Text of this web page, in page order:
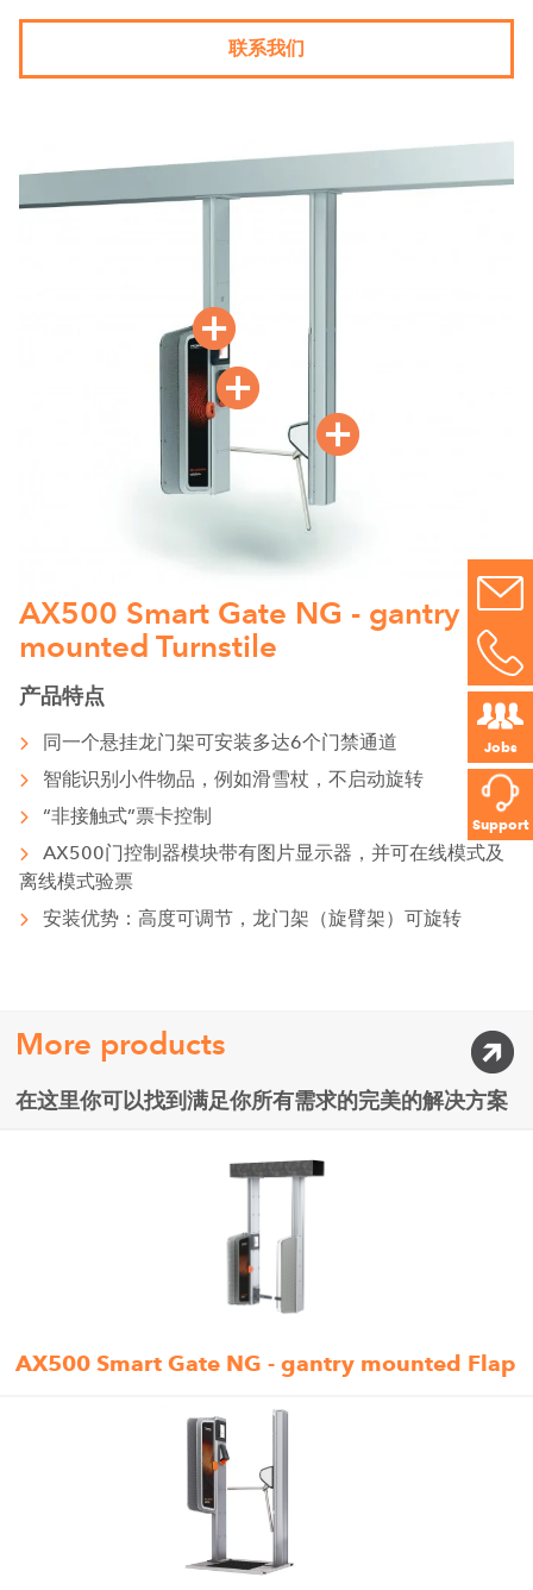
Jobs
Support
联系我们
AX500 Smart Gate NG - gantry
mounted Turnstile
产品特点
同一个悬挂龙门架可安装多达6个门禁通道
智能识别小件物品，例如滑雪杖，不启动旋转
“非接触式”票卡控制
AX500门控制器模块带有图片显示器，并可在线模式及
离线模式验票
安装优势：高度可调节，龙门架（旋臂架）可旋转
More products
在这里你可以找到满足你所有需求的完美的解决方案
AX500 Smart Gate NG - gantry mounted Flap